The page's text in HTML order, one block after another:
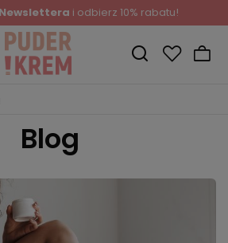
i odbierz 10% rabatu!
Blog